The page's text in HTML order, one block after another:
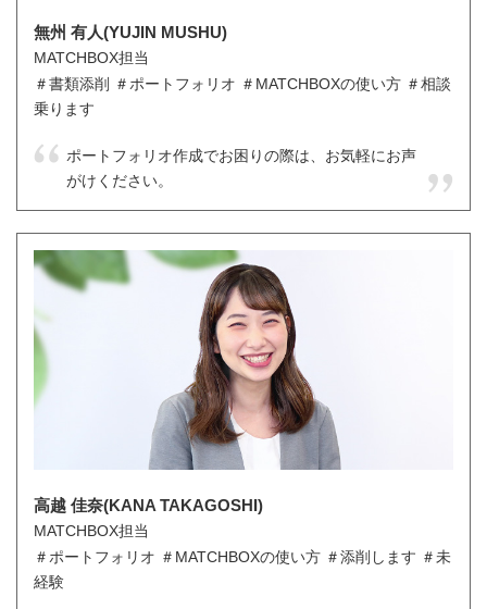
無州 有人(YUJIN MUSHU)
MATCHBOX担当
＃書類添削 ＃ポートフォリオ ＃MATCHBOXの使い方 ＃相談
乗ります
ポートフォリオ作成でお困りの際は、お気軽にお声
がけください。
高越 佳奈(KANA TAKAGOSHI)
MATCHBOX担当
＃ポートフォリオ ＃MATCHBOXの使い方 ＃添削します ＃未
経験